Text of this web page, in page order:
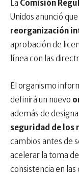
La Comisión
Unidos anunció
reorganización
aprobación de
línea con las
El organismo
definirá un nuevo
además de
seguridad de los
cambios antes de
acelerar la toma
consistencia en